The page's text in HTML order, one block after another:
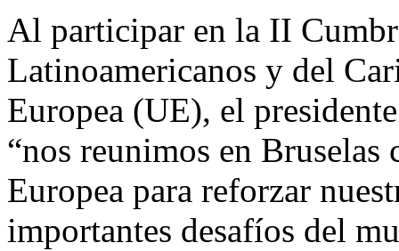
Al participar en la II
Latinoamericanos y del
Europea (UE), el
“nos reunimos en
Europea para reforzar
importantes desafíos del